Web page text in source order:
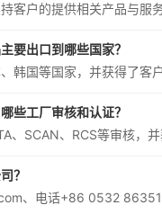
客户的提供相关产品与服
要出口到哪些国家？
韩国等国家，并获得了客户
些工厂审核和认证？
、SCAN、RCS等审核，
？
、电话+86 0532